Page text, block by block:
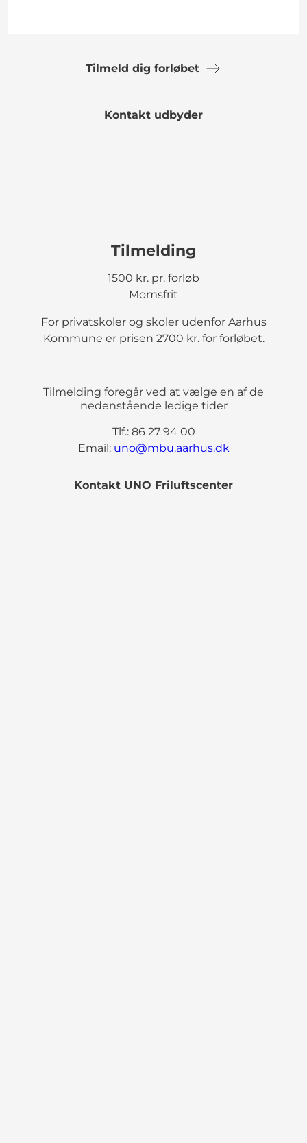
Tilmeld dig forløbet
Kontakt udbyder
Tilmelding
1500 kr. pr. forløb
Momsfrit
For privatskoler og skoler udenfor Aarhus
Kommune er prisen 2700 kr. for forløbet.
Tilmelding foregår ved at vælge en af de
nedenstående ledige tider
Tlf.: 86 27 94 00
Email: uno@mbu.aarhus.dk
Kontakt UNO Friluftscenter